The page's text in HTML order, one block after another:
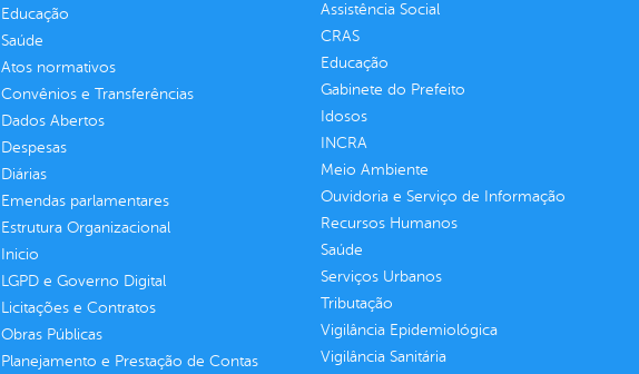
Educação
Saúde
Atos normativos
Convênios e Transferências
Dados Abertos
Despesas
Diárias
Emendas parlamentares
Estrutura Organizacional
Inicio
LGPD e Governo Digital
Licitações e Contratos
Obras Públicas
Planejamento e Prestação de Contas
Assistência Social
CRAS
Educação
Gabinete do Prefeito
Idosos
INCRA
Meio Ambiente
Ouvidoria e Serviço de Informação
Recursos Humanos
Saúde
Serviços Urbanos
Tributação
Vigilância Epidemiológica
Vigilância Sanitária